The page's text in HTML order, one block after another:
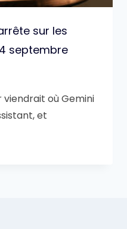
sur les
septembre
viendrait où Gemini
et